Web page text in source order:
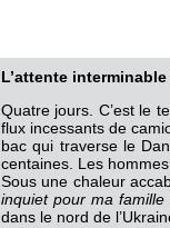
L’attente
Quatre jours. C’est le
flux incessants de
bac qui traverse le
centaines. Les
Sous une chaleur
inquiet pour ma
dans le nord de